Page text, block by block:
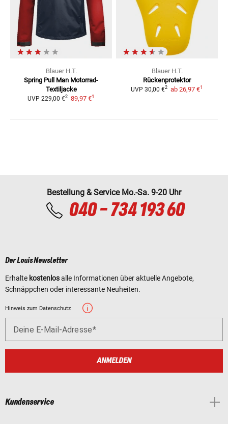
Blauer H.T.
Spring Pull Man Motorrad-
Textiljacke
UVP 229,00 €2 89,97 €1
Blauer H.T.
Rückenprotektor
UVP 30,00 €2 ab 26,97 €1
Bestellung & Service Mo.-Sa. 9-20 Uhr
040 - 734 193 60
Der Louis Newsletter
Erhalte kostenlosalle Informationen über aktuelle Angebote,
Schnäppchen oder interessante Neuheiten.
Hinweis zum Datenschutz
Deine E-Mail-Adresse
ANMELDEN
Kundenservice